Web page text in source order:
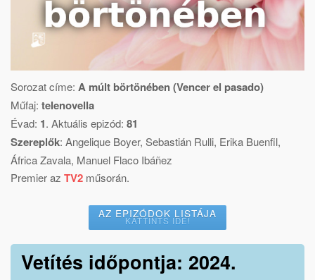
Sorozat címe: A múlt börtönében (Vencer el pasado)
Műfaj: telenovella
Évad: 1. Aktuális epizód: 81
Szereplők: Angelique Boyer, Sebastián Rulli, Erika Buenfil,
África Zavala, Manuel Flaco Ibáñez
Premier az TV2 műsorán.
AZ EPIZÓDOK LISTÁJA
KATTINTS IDE!
Vetítés időpontja: 2024.